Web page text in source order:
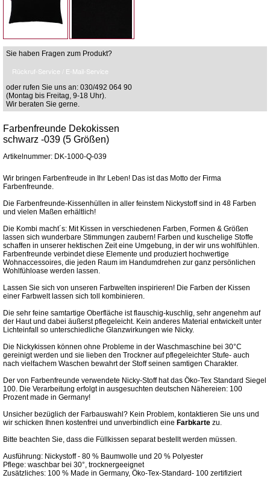
Sie haben Fragen zum Produkt?
Rückruf-Service / E-Mail-Service
oder rufen Sie uns an: 030/492 064 90
(Montag bis Freitag, 9-18 Uhr).
Wir beraten Sie gerne.
Farbenfreunde Dekokissen
schwarz -039 (5 Größen)
Artikelnummer: DK-1000-Q-039
Wir bringen Farbenfreude in Ihr Leben! Das ist das Motto der Firma
Farbenfreunde.
Die Farbenfreunde-Kissenhüllen in aller feinstem Nickystoff sind in 48 Farben
und vielen Maßen erhältlich!
Die Kombi macht´s: Mit Kissen in verschiedenen Farben, Formen & Größen
lassen sich wunderbare Stimmungen zaubern! Farben und kuschelige Stoffe
schaffen in unserer hektischen Zeit eine Umgebung, in der wir uns wohlfühlen.
Farbenfreunde verbindet diese Elemente und produziert hochwertige
Wohnaccessoires, die jeden Raum im Handumdrehen zur ganz persönlichen
Wohlfühloase werden lassen.
Lassen Sie sich von unseren Farbwelten inspirieren! Die Farben der Kissen
einer Farbwelt lassen sich toll kombinieren.
Die sehr feine samtartige Oberfläche ist flauschig-kuschlig, sehr angenehm auf
der Haut und dabei äußerst pflegeleicht. Kein anderes Material entwickelt unter
Lichteinfall so unterschiedliche Glanzwirkungen wie Nicky.
Die Nickykissen können ohne Probleme in der Waschmaschine bei 30°C
gereinigt werden und sie lieben den Trockner auf pflegeleichter Stufe- auch
nach vielfachem Waschen bewahrt der Stoff seinen samtigen Charakter.
Der von Farbenfreunde verwendete Nicky-Stoff hat das Öko-Tex Standard Siegel
100. Die Verarbeitung erfolgt in ausgesuchten deutschen Nähereien: 100
Prozent made in Germany!
Unsicher bezüglich der Farbauswahl? Kein Problem, kontaktieren Sie uns und
wir schicken Ihnen kostenfrei und unverbindlich eine Farbkarte zu.
Bitte beachten Sie, dass die Füllkissen separat bestellt werden müssen.
Ausführung: Nickystoff - 80 % Baumwolle und 20 % Polyester
Pflege: waschbar bei 30°, trocknergeeignet
Zusätzliches: 100 % Made in Germany, Öko-Tex-Standard- 100 zertifiziert